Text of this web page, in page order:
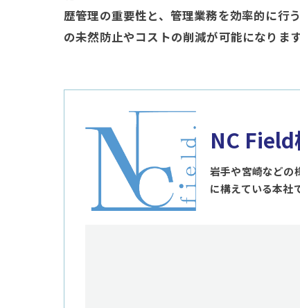
歴管理の重要性と、管理業務を効率的に行
の未然防止やコストの削減が可能になりま
NC
岩手や宮崎などの
に構えている本社